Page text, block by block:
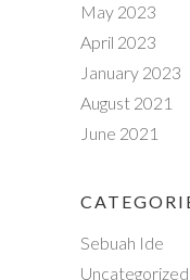
May 2023
April 2023
January 2023
August 2021
June 2021
Sebuah Ide
Uncategorized